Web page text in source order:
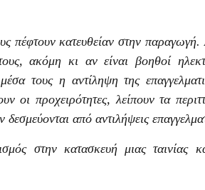
πέφτουν κατευθείαν στην
ακόμη κι αν είναι βοηθοί
τους η αντίληψη της
οι προχειρότητες, λείπουν τα
από αντιλήψεις
στην κατασκευή μιας ταινίας